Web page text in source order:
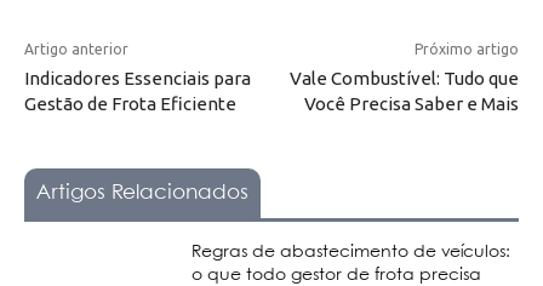
Artigo anterior
Indicadores Essenciais para
Gestão de Frota Eficiente
Próximo artigo
Vale Combustível: Tudo que
Você Precisa Saber e Mais
Artigos Relacionados
Regras de abastecimento de veículos:
o que todo gestor de frota precisa